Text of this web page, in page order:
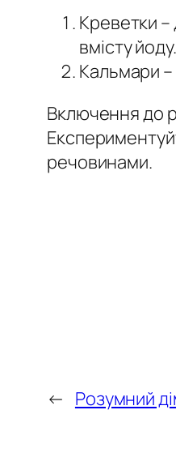
Креветки –
вмісту йоду.
Кальмари –
Включення до
речовинами.
← Розумний